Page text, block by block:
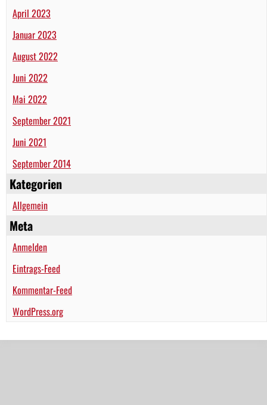
April 2023
Januar 2023
August 2022
Juni 2022
Mai 2022
September 2021
Juni 2021
September 2014
Kategorien
Allgemein
Meta
Anmelden
Eintrags-Feed
Kommentar-Feed
WordPress.org